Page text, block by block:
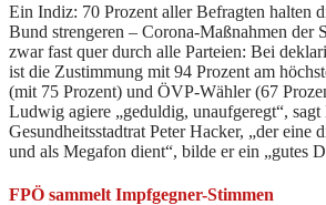
Ein Indiz: 70 Prozent aller Befragten halten
Bund strengeren – Corona-Maßnahmen der
zwar fast quer durch alle Parteien: Bei
ist die Zustimmung mit 94 Prozent am
(mit 75 Prozent) und ÖVP-Wähler (67
Ludwig agiere „geduldig, unaufgeregt“,
Gesundheitsstadtrat Peter Hacker, „der eine
und als Megafon dient“, bilde er ein „gutes
FPÖ sammelt Impfgegner-Stimmen